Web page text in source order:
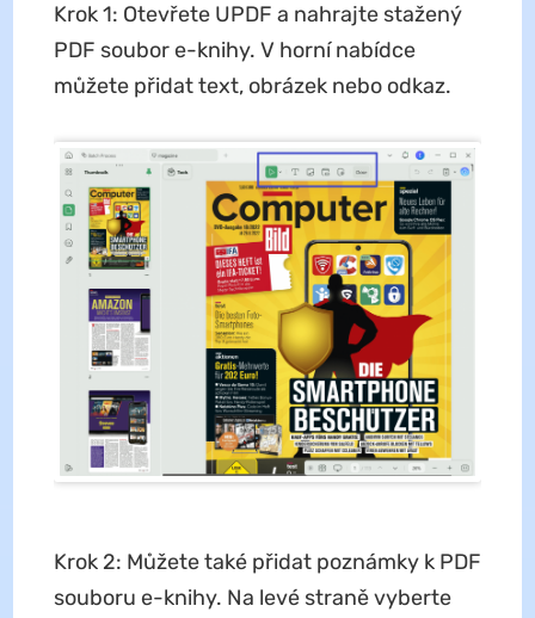
Krok 1: Otevřete UPDF a nahrajte stažený
PDF soubor e-knihy. V horní nabídce
můžete přidat text, obrázek nebo odkaz.
Krok 2: Můžete také přidat poznámky k PDF
souboru e-knihy. Na levé straně vyberte